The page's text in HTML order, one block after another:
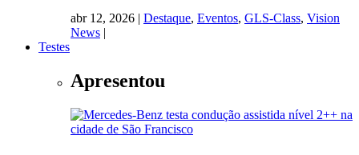
abr 12, 2026 | Destaque, Eventos, GLS-Class, Vision
News |
Testes
Apresentou